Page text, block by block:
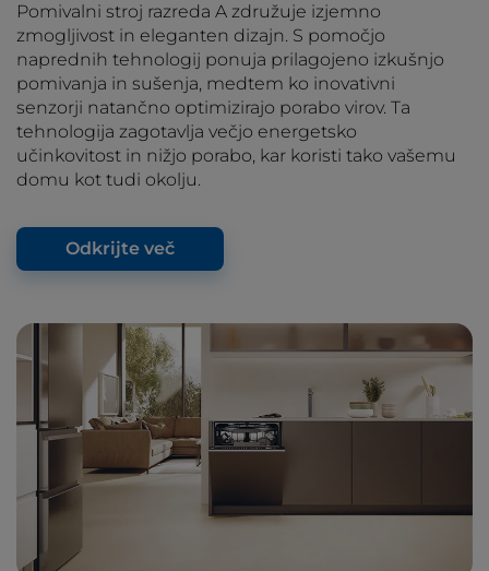
Pomivalni stroj razreda A združuje izjemno
zmogljivost in eleganten dizajn. S pomočjo
naprednih tehnologij ponuja prilagojeno izkušnjo
pomivanja in sušenja, medtem ko inovativni
senzorji natančno optimizirajo porabo virov. Ta
tehnologija zagotavlja večjo energetsko
učinkovitost in nižjo porabo, kar koristi tako vašemu
domu kot tudi okolju.
Odkrijte več